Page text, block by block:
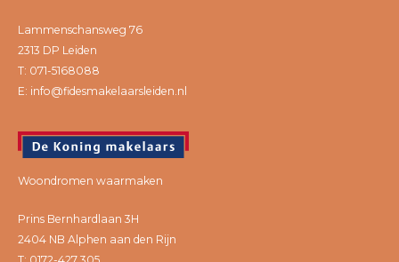
Lammenschansweg 76
2313 DP Leiden
T: 071-5168088
E: info@fidesmakelaarsleiden.nl
Woondromen waarmaken
Prins Bernhardlaan 3H
2404 NB Alphen aan den Rijn